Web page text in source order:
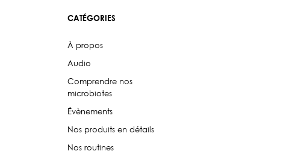
CATÉGORIES
À propos
Audio
Comprendre nos
microbiotes
Évènements
Nos produits en détails
Nos routines